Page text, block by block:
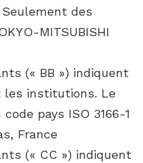
des
MITSUBISHI
(« BB ») indiquent
les institutions. Le
pays ISO 3166-1
France
(« CC ») indiquent